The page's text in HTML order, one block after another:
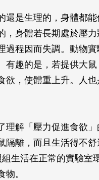
還是生理的，身體都
，身體若長期處於壓
過程因而失調。動物
有趣的是，若提供大
欲，使體重上升。人
理解「壓力促進食欲
隔離，而且生活得不
生活在正常的實驗室
。